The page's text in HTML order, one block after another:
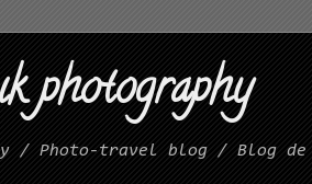
photography
/ Photo-travel blog / Blog